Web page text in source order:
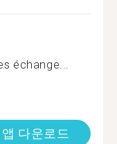
échange...
앱 다운로드